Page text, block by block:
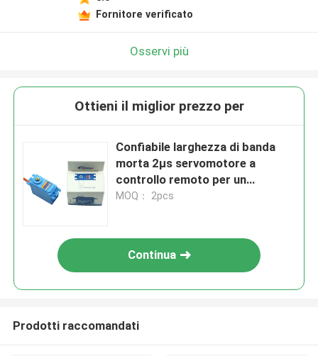
Fornitore verificato
Osservi più
Ottieni il miglior prezzo per
Confiabile larghezza di banda
morta 2μs servomotore a
controllo remoto per un
controllo accurato
MOQ： 2pcs
Continua
Prodotti raccomandati